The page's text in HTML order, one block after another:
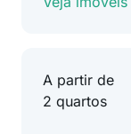
A partir de
2 quartos